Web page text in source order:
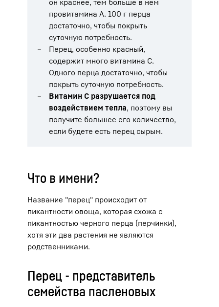
провитамина А. 100 г перца
достаточно, чтобы покрыть
суточную потребность.
Перец, особенно красный,
содержит много витамина С.
Одного перца достаточно, чтобы
покрыть суточную потребность.
Витамин С разрушается под
воздействием тепла, поэтому вы
получите большее его количество,
если будете есть перец сырым.
Что в имени?
Название "перец" происходит от
пикантности овоща, которая схожа с
пикантностью черного перца (перчинки),
хотя эти два растения не являются
родственниками.
Перец - представитель
семейства пасленовых